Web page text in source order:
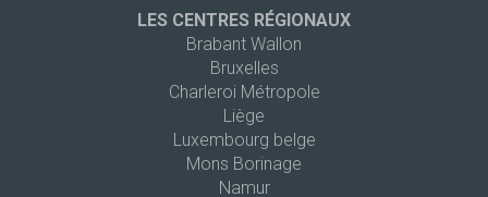
LES CENTRES RÉGIONAUX
Brabant Wallon
Bruxelles
Charleroi Métropole
Liège
Luxembourg belge
Mons Borinage
Namur